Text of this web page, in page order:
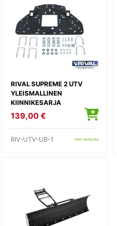
RIVAL SUPREME 2 UTV
YLEISMALLINEN
KIINNIKESARJA
(HONDA/EFMOTO/POLARIS
)
139,00 €
RIV-UTV-UB-1 heti verkosta